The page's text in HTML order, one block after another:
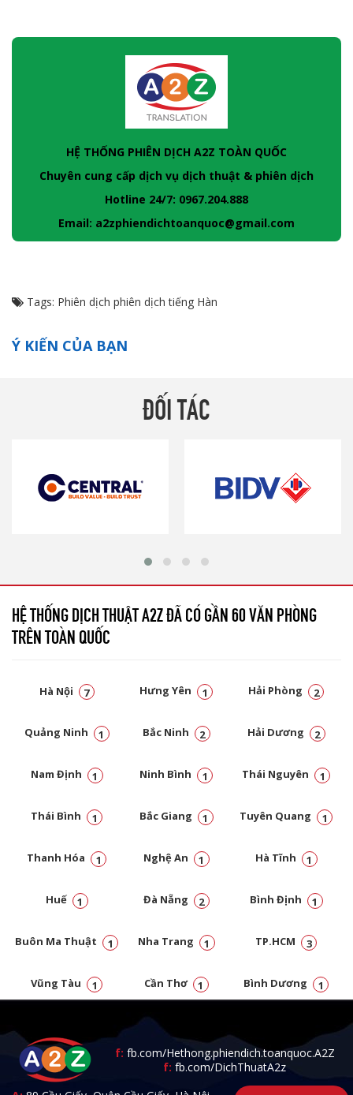
HỆ THỐNG PHIÊN DỊCH A2Z TOÀN QUỐC
Chuyên cung cấp dịch vụ dịch thuật & phiên dịch
Hotline 24/7: 0967.204.888
Email: a2zphiendichtoanquoc@gmail.com
Tags: Phiên dịch phiên dịch tiếng Hàn
Ý KIẾN CỦA BẠN
ĐỐI TÁC
HỆ THỐNG DỊCH THUẬT A2Z ĐÃ CÓ GẦN 60 VĂN PHÒNG
TRÊN TOÀN QUỐC
Hà Nội 7 Hưng Yên 1 Hải Phòng 2
Quảng Ninh 1 Bắc Ninh 2 Hải Dương 2
Nam Định 1 Ninh Bình 1 Thái Nguyên 1
Thái Bình 1 Bắc Giang 1 Tuyên Quang 1
Thanh Hóa 1 Nghệ An 1 Hà Tĩnh 1
Huế 1 Đà Nẵng 2 Bình Định 1
Buôn Ma Thuật 1 Nha Trang 1 TP.HCM 3
Vũng Tàu 1 Cần Thơ 1 Bình Dương 1
f: fb.com/Hethong.phiendich.toanquoc.A2Z
f: fb.com/DichThuatA2z